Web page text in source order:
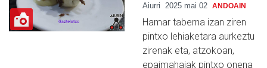
Aiurri 2025 mai 02 ANDOAIN
Hamar taberna izan ziren
pintxo lehiaketara aurkeztu
zirenak eta, atzokoan,
epaimahaiak pintxo onena